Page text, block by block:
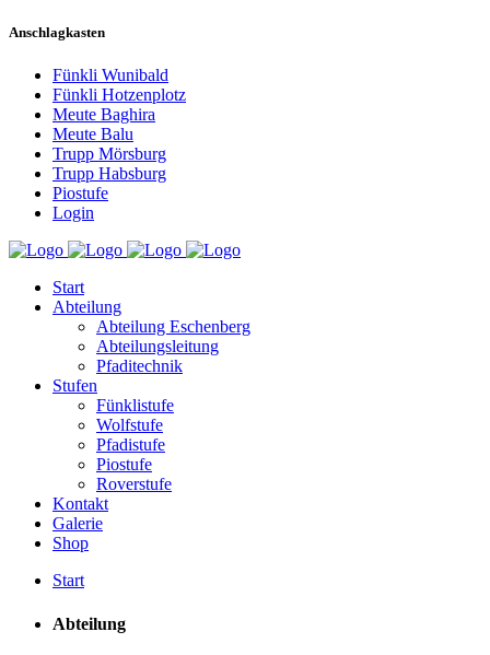
Anschlagkasten
Fünkli Wunibald
Fünkli Hotzenplotz
Meute Baghira
Meute Balu
Trupp Mörsburg
Trupp Habsburg
Piostufe
Login
Start
Abteilung
Abteilung Eschenberg
Abteilungsleitung
Pfaditechnik
Stufen
Fünklistufe
Wolfstufe
Pfadistufe
Piostufe
Roverstufe
Kontakt
Galerie
Shop
Start
Abteilung